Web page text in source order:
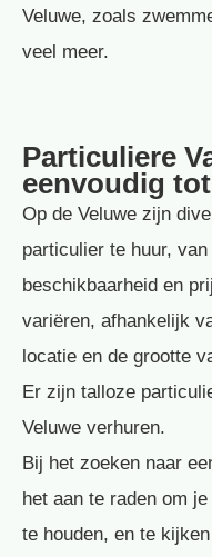
Veluwe, zoals
veel meer.
Particuliere
eenvoudig
Op de Veluwe zijn
particulier te huur,
beschikbaarheid en
variëren, afhankelijk
locatie en de grootte
Er zijn talloze
Veluwe verhuren.
Bij het zoeken naar
het aan te raden om
te houden, en te